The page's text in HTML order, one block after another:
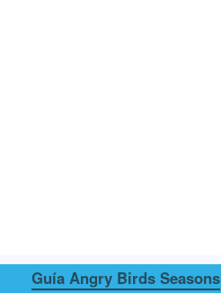
Guía Angry Birds Seasons